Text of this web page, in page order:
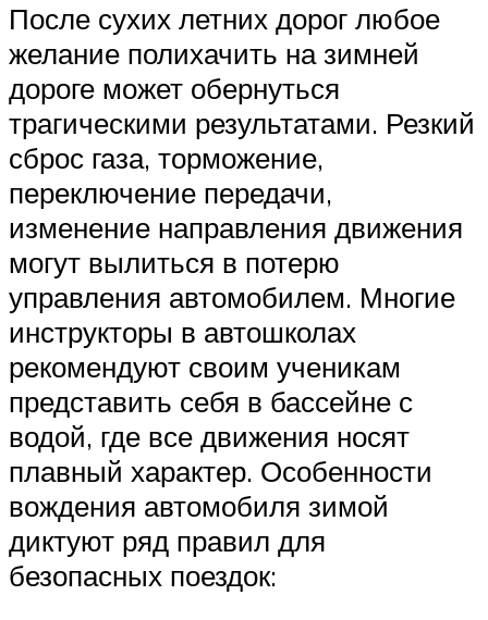
После сухих летних дорог любое
желание полихачить на зимней
дороге может обернуться
трагическими результатами. Резкий
сброс газа, торможение,
переключение передачи,
изменение направления движения
могут вылиться в потерю
управления автомобилем. Многие
инструкторы в автошколах
рекомендуют своим ученикам
представить себя в бассейне с
водой, где все движения носят
плавный характер. Особенности
вождения автомобиля зимой
диктуют ряд правил для
безопасных поездок: